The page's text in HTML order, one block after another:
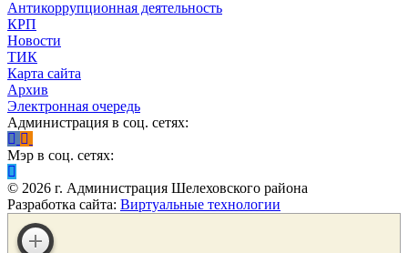
Антикоррупционная деятельность
КРП
Новости
ТИК
Карта сайта
Архив
Электронная очередь
Администрация в соц. сетях:
Мэр в соц. сетях:
© 2026 г. Администрация Шелеховского района
Разработка сайта: Виртуальные технологии